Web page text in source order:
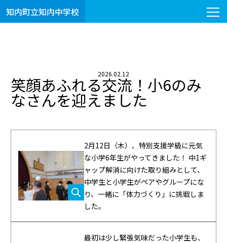
知内町立知内中学校
2026.02.12
笑顔あふれる交流！小6のみ
なさんを迎えました
2月12日（木）、特別支援学級に元気
な小学6年生がやってきました！ 中1ギ
ャップ解消に向けた取り組みとして、
中学生と小学生がペアやグループにな
り、一緒に「体力づくり」に挑戦しま
した。
最初は少し緊張気味だった小学生も、